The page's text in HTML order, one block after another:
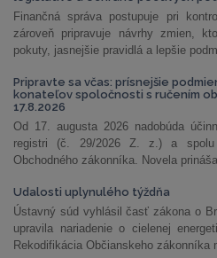
Finančná správa postupuje pri
zároveň pripravuje návrhy zmien,
pokuty, jasnejšie pravidlá a lepšie
Pripravte sa včas: prísnejšie
konateľov spoločnosti s ručením
17.8.2026
Od 17. augusta 2026 nadobúda
registri (č. 29/2026 Z. z.) a
Obchodného zákonníka. Novela
Udalosti uplynulého týždňa
Ústavný súd vyhlásil časť zákona o
upravila nariadenie o cielenej
Rekodifikácia Občianskeho zákonníka